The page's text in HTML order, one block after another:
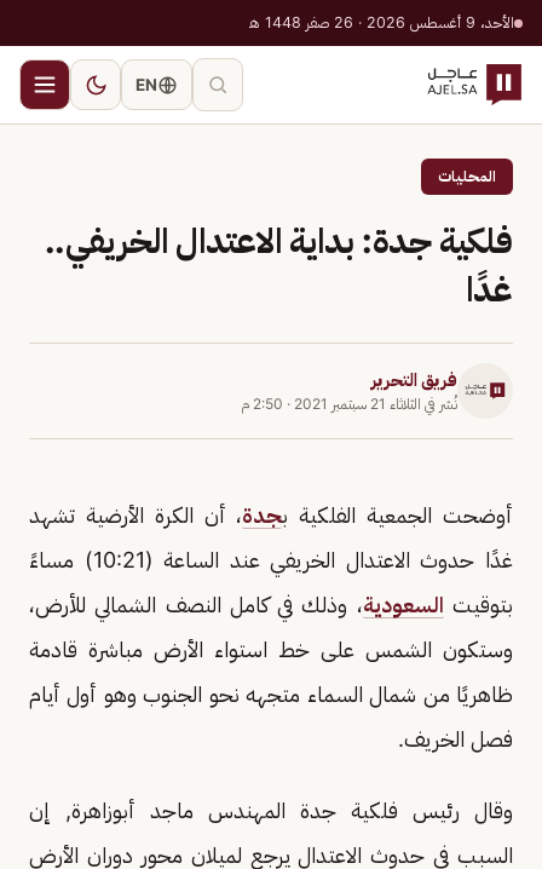
الأحد، 9 أغسطس 2026 · 26 صفر 1448 هـ
EN
المحليات
فلكية جدة: بداية الاعتدال الخريفي..
غدًا
فريق التحرير
نُشر في الثلاثاء 21 سبتمبر 2021 · 2:50 م
أوضحت الجمعية الفلكية بجدة، أن الكرة الأرضية تشهد
غدًا حدوث الاعتدال الخريفي عند الساعة (10:21) مساءً
بتوقيت السعودية، وذلك في كامل النصف الشمالي للأرض،
وستكون الشمس على خط استواء الأرض مباشرة قادمة
ظاهريًا من شمال السماء متجهه نحو الجنوب وهو أول أيام
فصل الخريف.
وقال رئيس فلكية جدة المهندس ماجد أبوزاهرة, إن
السبب في حدوث الاعتدال يرجع لميلان محور دوران الأرض